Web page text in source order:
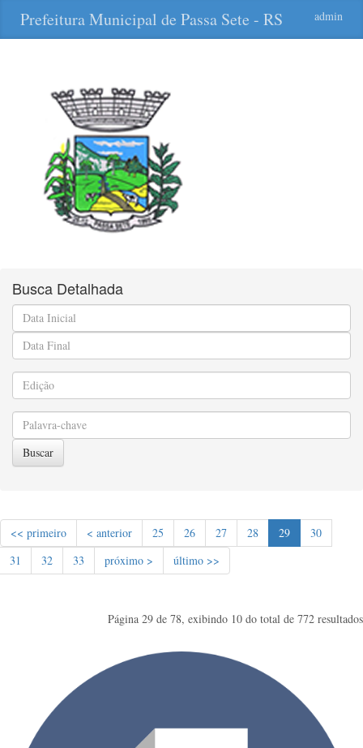
Prefeitura Municipal de Passa Sete - RS admin
Busca Detalhada
Buscar
<< primeiro < anterior 25 26 27 28 29
30
31
32 33 próximo > último >>
Página 29 de 78, exibindo 10 do total de 772 resultados